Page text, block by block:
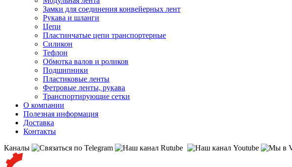
Замки для соединения конвейерных лент
Рукава и шланги
Цепи
Пластинчатые цепи транспортерные
Силикон
Тефлон
Обмотка валов и роликов
Подшипники
Пластиковые ленты
Фетровые ленты, рукава
Транспортирующие сетки
О компании
Полезная информация
Доставка
Контакты
Каналы